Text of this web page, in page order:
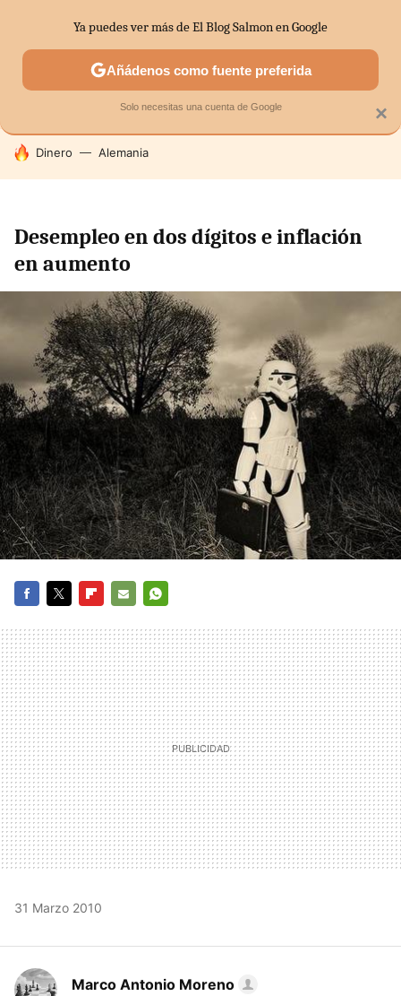
SECTORES ECONOMÍA DOMÉSTICA MERCADOS
HOY SE HABLA DE
Dinero Alemania
Desempleo en dos dígitos e inflación
en aumento
MAIL
31 Marzo 2010
Marco Antonio Moreno
×
Ya puedes ver más de El Blog Salmon en Google
Añádenos como fuente preferida
Solo necesitas una cuenta de Google